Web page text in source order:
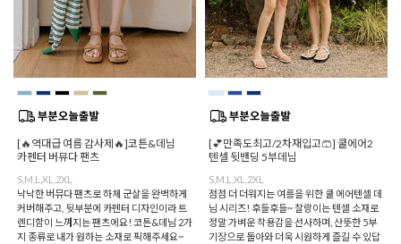
[🔥역대급 여름 감사제🔥]코튼&데님
카펜터 버뮤다 팬츠
S,M,L,XL,2XL
낙낙한 버뮤다 팬츠로 하체 군살을 완벽하게
커버해주고, 뒷부분에 카펜터 디자인이라 트
렌디함이 느껴지는 팬츠에요! 코튼&데님 2가
지 종류로 내가 원하는 소재로 픽해주세요~
[💕만족도최고/2차재입고🩳] 쿨에어2
텐셀 뒷밴딩 5부데님
S,M,L,XL,2XL
점점 더 더워지는 여름을 위한 쿨 에어텐셀 데
님 시리즈! 후들후들~ 찰랑이는 텐셀 소재로
정말 가벼운 착용감을 선사하며, 산뜻한 5부
기장으로 돌아와 더욱 시원하게 즐길 수 있답